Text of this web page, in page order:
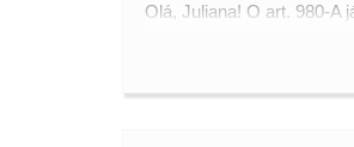
Olá, Juliana! O art. 980-A